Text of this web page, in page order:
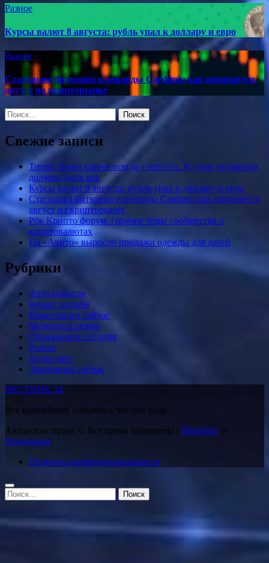
Разное
Курсы валют 8 августа: рубль упал к доллару и евро
Разное
Стагнация биткоина и рекорды Cardano: как начинается
август на крипторынке
Найти:
Свежие записи
Trezor: Ваши ключи всегда у кого-то. И этим человеком
должны быть вы.
Курсы валют 8 августа: рубль упал к доллару и евро
Стагнация биткоина и рекорды Cardano: как начинается
август на крипторынке
Рбк Крипто форум: горячие темы сообщества о
криптовалютах
На «Авито» выросли продажи одежды для детей
Рубрики
Авто новости
Бизнес онлайн
Инвестиции сейчас
Медицина рядом
Образование сегодня
Разное
Техно мир
Экономика сейчас
ВЕСТНИК 24
Все важнейшие события в чистом виде
Авторские права © Все права защищены | BlogData от
Themeansar.
Политика конфиденциальности
Найти: